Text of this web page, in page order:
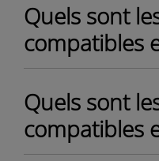
Quels sont
compatibles
Quels sont
compatibles